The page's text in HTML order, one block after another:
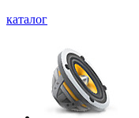
каталог